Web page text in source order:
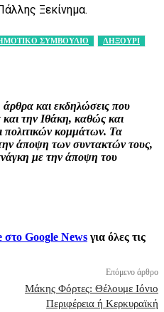
Ξεκίνημα.
ΣΥΜΒΟΥΛΙΟ ΛΗΞΟΥΡΙ
και εκδηλώσεις που
την Ιθάκη, καθώς και
πολιτικών κομμάτων. Τα
άποψη των συντακτών τους,
με την άποψη του
Google News για όλες τις
Επόμενο άρθρο
Μάκης Φόρτες: Θέλουμε Ιόνιο
Περιφέρεια ή Κερκυραϊκή